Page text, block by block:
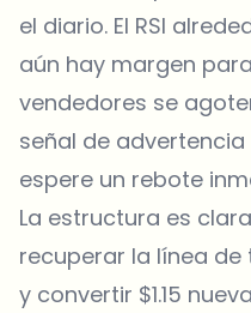
el diario. El RSI
aún hay margen
vendedores se
señal de
espere un rebote
La estructura es
recuperar la línea
y convertir $1.15